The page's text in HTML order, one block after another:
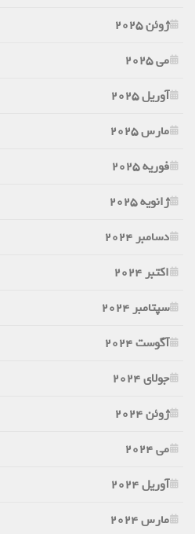
ژوئن 2025
می 2025
آوریل 2025
مارس 2025
فوریه 2025
ژانویه 2025
دسامبر 2024
اکتبر 2024
سپتامبر 2024
آگوست 2024
جولای 2024
ژوئن 2024
می 2024
آوریل 2024
مارس 2024